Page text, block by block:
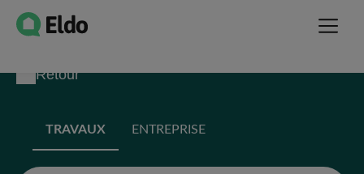
Retour
TRAVAUX ENTREPRISE